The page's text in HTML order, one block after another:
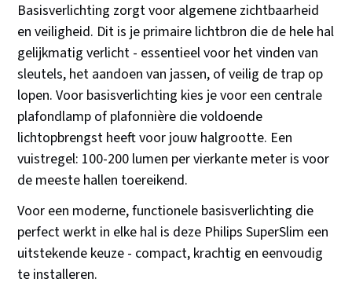
Basisverlichting zorgt voor algemene zichtbaarheid
en veiligheid. Dit is je primaire lichtbron die de hele hal
gelijkmatig verlicht - essentieel voor het vinden van
sleutels, het aandoen van jassen, of veilig de trap op
lopen. Voor basisverlichting kies je voor een centrale
plafondlamp of plafonnière die voldoende
lichtopbrengst heeft voor jouw halgrootte. Een
vuistregel: 100-200 lumen per vierkante meter is voor
de meeste hallen toereikend.
Voor een moderne, functionele basisverlichting die
perfect werkt in elke hal is deze Philips SuperSlim een
uitstekende keuze - compact, krachtig en eenvoudig
te installeren.